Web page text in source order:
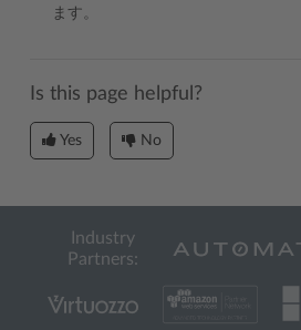
ます。
Is this page helpful?
Yes No
Industry
Partners: